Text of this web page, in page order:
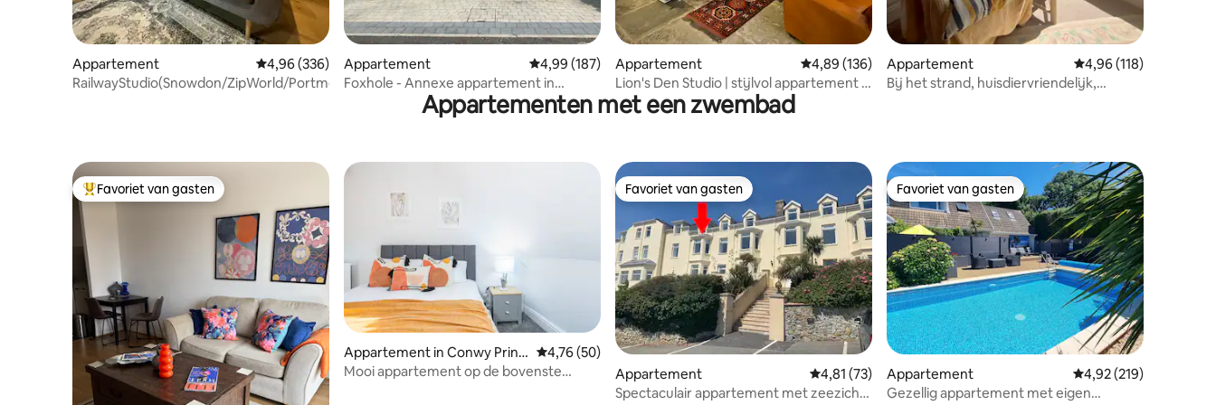
Appartement Gemiddelde beoordeling van 4,96 uit 5, 336 recensies
4,96 (336)
RailwayStudio(Snowdon/ZipWorld/Portmeirion)Honden
Appartement Gemiddelde beoordeling van 4,99 uit 5, 187 recensies
4,99 (187)
Foxhole - Annexe appartement in
Southgate, Gower
Appartement Gemiddelde beoordeling van 4,89 uit 5, 136 recensies
4,89 (136)
Lion's Den Studio | stijlvol appartement in
het stadscentrum
Appartement Gemiddelde
4,96 (118)
Bij het strand, huisdiervriendelijk,
Appartementen met een zwembad
Topfavoriet van gasten
Favoriet van gasten
Appartement in Conwy Princi
pal Area
Gemiddelde beoordeling van 4,76 uit 5, 50 recensies
4,76 (50)
Mooi appartement op de bovenste
Favoriet van gasten
Favoriet van gasten
Appartement Gemiddelde beoordeling van 4,81 uit 5, 73 recensies
4,81 (73)
Spectaculair appartement met zeezicht
Favoriet van gasten
Favoriet van gasten
Appartement Gemiddelde
4,92 (219)
Gezellig appartement met eigen